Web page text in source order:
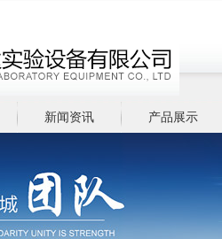
新闻资讯 产品展示